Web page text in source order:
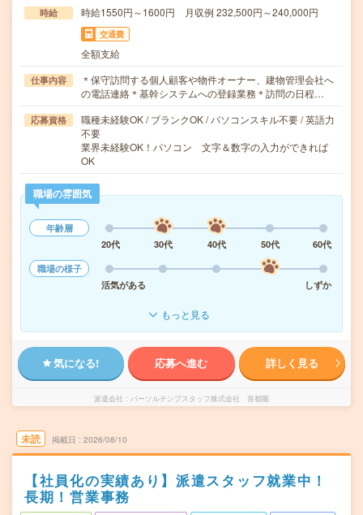
時給 時給1550円～1600円 月収例 232,500円～240,000円
交通費
全額支給
仕事内容
＊保守訪問する個人顧客や物件オーナー、建物管理会社へ
の電話連絡＊基幹システムへの登録業務＊訪問の日程…
応募資格
職種未経験OK / ブランクOK / パソコンスキル不要 / 英語力
不要
業界未経験OK！パソコン 文字＆数字の入力ができれば
OK
職場の雰囲気
年齢層
20代
30代 40代 50代
60代
職場の様子
活気がある
しずか
もっと見る
気になる! 応募へ進む 詳しく見る
派遣会社 パーソルテンプスタッフ株式会社 首都圏
未読 掲載日 2026/08/10
【社員化の実績あり】派遣スタッフ就業中！
長期！営業事務